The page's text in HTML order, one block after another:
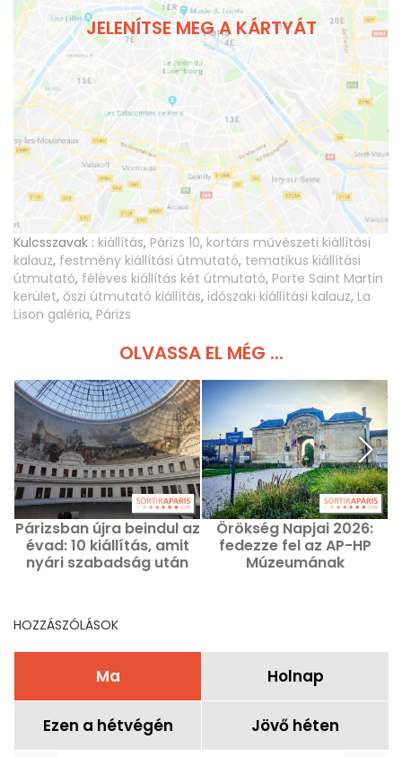
JELENÍTSE MEG A KÁRTYÁT
Kulcsszavak : kiállítás, Párizs 10, kortárs művészeti kiállítási
kalauz, festmény kiállítási útmutató, tematikus kiállítási
útmutató, féléves kiállítás két útmutató, Porte Saint Martin
kerület, őszi útmutató kiállítás, időszaki kiállítási kalauz, La
Lison galéria, Párizs
OLVASSA EL MÉG ...
Párizsban újra beindul az
évad: 10 kiállítás, amit
nyári szabadság után
Örökség Napjai 2026:
fedezze fel az AP-HP
Múzeumának
HOZZÁSZÓLÁSOK
Ma Holnap
Ezen a hétvégén Jövő héten